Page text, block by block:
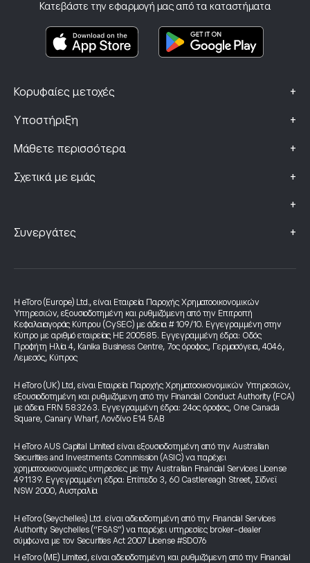
Κατεβάστε την εφαρμογή μας από τα καταστήματα
Κορυφαίες μετοχές +
Υποστήριξη +
Μάθετε περισσότερα +
Σχετικά με εμάς +
+
Βασικά Έγγραφα Πληροφόρησης
Δεδομένα Παραπόνων (Πελάτες FCA)
Συνεργάτες +
Η eToro (Europe) Ltd., είναι Εταιρεία Παροχής Χρηματοοικονομικών
Υπηρεσιών, εξουσιοδοτημένη και ρυθμιζόμενη από την Επιτροπή
Κεφαλαιαγοράς Κύπρου (CySEC) με άδεια # 109/10. Εγγεγραμμένη στην
Κύπρο με αριθμό εταιρείας HE 200585. Εγγεγραμμένη έδρα: Οδός
Προφήτη Ηλία 4, Kanika Business Centre, 7ος όροφος, Γερμασόγεια, 4046,
Λεμεσός, Κύπρος
Η eToro (UK) Ltd, είναι Εταιρεία Παροχής Χρηματοοικονομικών Υπηρεσιών,
εξουσιοδοτημένη και ρυθμιζόμενη από την Financial Conduct Authority (FCA)
με άδεια FRN 583263. Εγγεγραμμένη έδρα: 24ος όροφος, One Canada
Square, Canary Wharf, Λονδίνο E14 5AB
Η eToro AUS Capital Limited είναι εξουσιοδοτημένη από την Australian
Securities and Investments Commission (ASIC) να παρέχει
χρηματοοικονομικές υπηρεσίες με την Australian Financial Services License
491139. Εγγεγραμμένη έδρα: Επίπεδο 3, 60 Castlereagh Street, Σίδνεϊ
NSW 2000, Αυστραλία
Η eToro (Seychelles) Ltd. είναι αδειοδοτημένη από την Financial Services
Authority Seychelles (“FSAS”) να παρέχει υπηρεσίες broker-dealer
σύμφωνα με τον Securities Act 2007 License #SD076
Η eToro (ME) Limited, είναι αδειοδοτημένη και ρυθμιζόμενη από την Financial